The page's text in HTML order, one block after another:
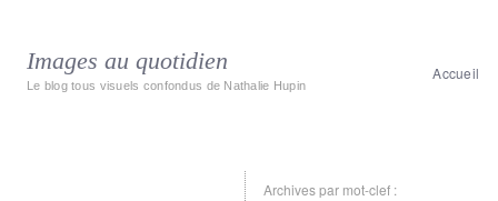
Images au quotidien
Le blog tous visuels confondus de Nathalie Hupin
Accueil
Archives par mot-clef :